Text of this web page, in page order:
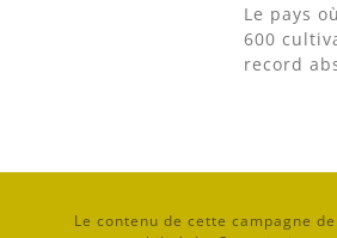
Le pays
600
record
Le contenu de cette campagne